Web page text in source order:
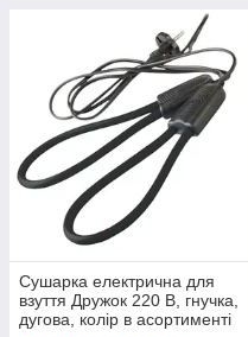
Сушарка електрична для
взуття Дружок 220 В, гнучка,
дугова, колір в асортименті